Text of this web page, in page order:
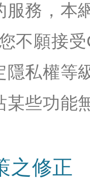
服務，本
不願接
隱私權等
某些功能
之修正